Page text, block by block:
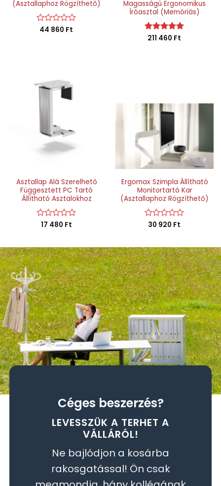
(Asztallaphoz Rögzíthető)
Értékelés:
44 860 Ft
Magasságú Ergonomikus
Íróasztal (Memóriás)
Értékelés:5
211 460 Ft
Asztallap Alá Szerelhető
Függesztett PC Tartó
Állítható Asztalokhoz
Értékelés:
5
17 480 Ft
Ergomax Szimpla Állítható
Monitortartó Kar
(Asztallaphoz Rögzíthető)
Értékelés:
5
30 920 Ft
Céges beszerzés?
LEVESSZÜK A TERHET A
VÁLLÁRÓL!
Ne bajlódjon a kosárba
rakosgatással! Ön csak